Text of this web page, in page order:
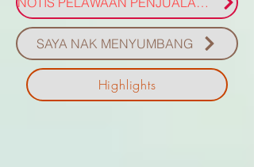
SAYA NAK MENYUMBANG
Highlights